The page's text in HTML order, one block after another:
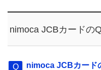
nimoca JCBカードの
nimoca JCBカード